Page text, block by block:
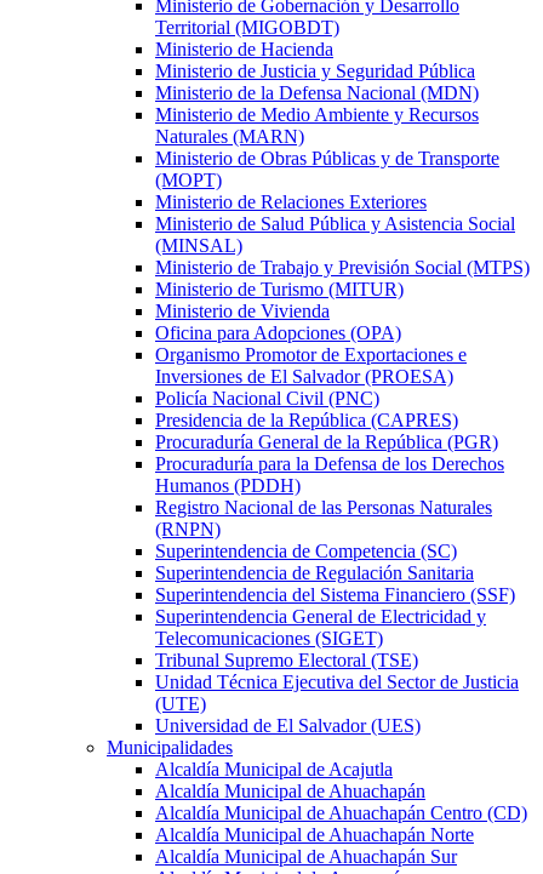
Ministerio de Gobernación y Desarrollo
Territorial (MIGOBDT)
Ministerio de Hacienda
Ministerio de Justicia y Seguridad Pública
Ministerio de la Defensa Nacional (MDN)
Ministerio de Medio Ambiente y Recursos
Naturales (MARN)
Ministerio de Obras Públicas y de Transporte
(MOPT)
Ministerio de Relaciones Exteriores
Ministerio de Salud Pública y Asistencia Social
(MINSAL)
Ministerio de Trabajo y Previsión Social (MTPS)
Ministerio de Turismo (MITUR)
Ministerio de Vivienda
Oficina para Adopciones (OPA)
Organismo Promotor de Exportaciones e
Inversiones de El Salvador (PROESA)
Policía Nacional Civil (PNC)
Presidencia de la República (CAPRES)
Procuraduría General de la República (PGR)
Procuraduría para la Defensa de los Derechos
Humanos (PDDH)
Registro Nacional de las Personas Naturales
(RNPN)
Superintendencia de Competencia (SC)
Superintendencia de Regulación Sanitaria
Superintendencia del Sistema Financiero (SSF)
Superintendencia General de Electricidad y
Telecomunicaciones (SIGET)
Tribunal Supremo Electoral (TSE)
Unidad Técnica Ejecutiva del Sector de Justicia
(UTE)
Universidad de El Salvador (UES)
Municipalidades
Alcaldía Municipal de Acajutla
Alcaldía Municipal de Ahuachapán
Alcaldía Municipal de Ahuachapán Centro (CD)
Alcaldía Municipal de Ahuachapán Norte
Alcaldía Municipal de Ahuachapán Sur